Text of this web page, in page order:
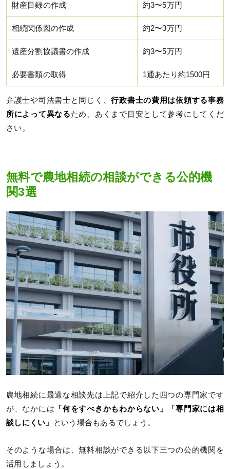
財産目録の作成 約3〜5万円
相続関係図の作成 約2〜3万円
遺産分割協議書の作成 約3〜5万円
必要書類の取得 1通あたり約1500円
弁護士や司法書士と同じく、行政書士の費用は依頼する事務
所によって異なるため、あくまで目安として参考にしてくだ
さい。
無料で農地相続の相談ができる公的機
関3選
農地相続に最適な相談先は上記で紹介した四つの専門家です
が、なかには 「何をすべきかもわからない」「専門家には相
談しにくい」
という場合もあるでしょう。
そのような場合は、無料相談ができる以下三つの公的機関を
活用しましょう。